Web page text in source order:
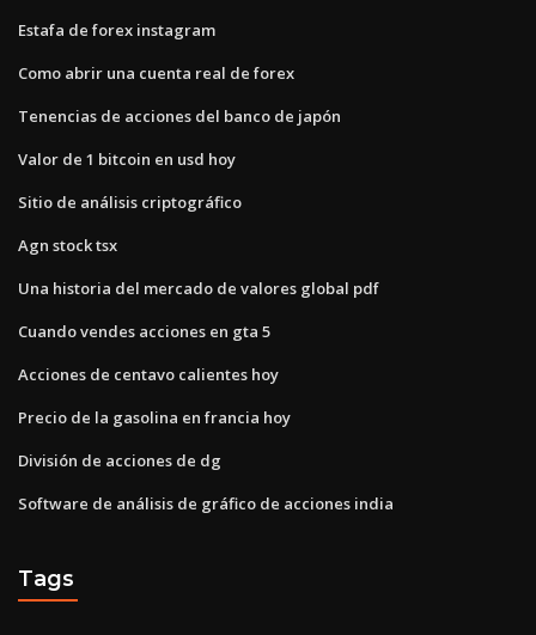
Estafa de forex instagram
Como abrir una cuenta real de forex
Tenencias de acciones del banco de japón
Valor de 1 bitcoin en usd hoy
Sitio de análisis criptográfico
Agn stock tsx
Una historia del mercado de valores global pdf
Cuando vendes acciones en gta 5
Acciones de centavo calientes hoy
Precio de la gasolina en francia hoy
División de acciones de dg
Software de análisis de gráfico de acciones india
Tags